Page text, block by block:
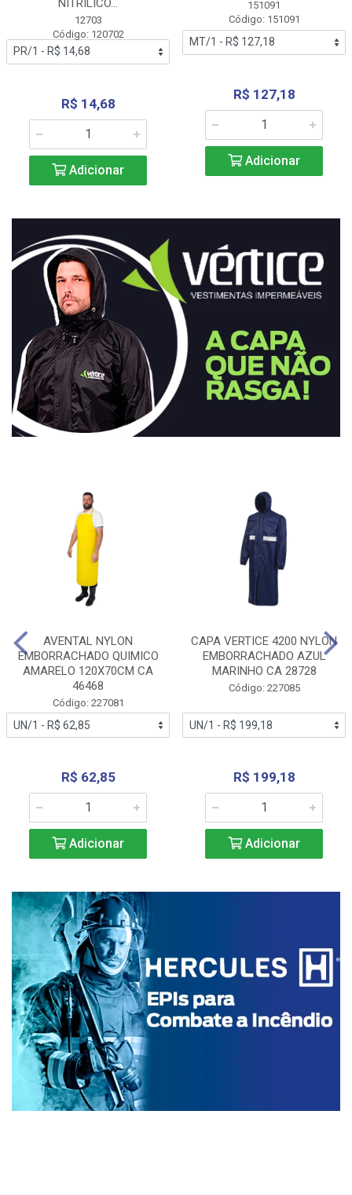
NITRÍLICO...
12703
Código: 120702
R$ 14,68
Adicionar
151091
Código: 151091
R$ 127,18
Adicionar
AVENTAL NYLON
EMBORRACHADO QUIMICO
AMARELO 120X70CM CA
46468
Código: 227081
R$ 62,85
Adicionar
CAPA VERTICE 4200 NYLON
EMBORRACHADO AZUL
MARINHO CA 28728
Código: 227085
R$ 199,18
Adicionar